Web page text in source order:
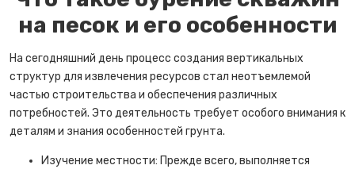
на песок и его особенности
На сегодняшний день процесс создания вертикальных
структур для извлечения ресурсов стал неотъемлемой
частью строительства и обеспечения различных
потребностей. Это деятельность требует особого внимания к
деталям и знания особенностей грунта.
Изучение местности: Прежде всего, выполняется